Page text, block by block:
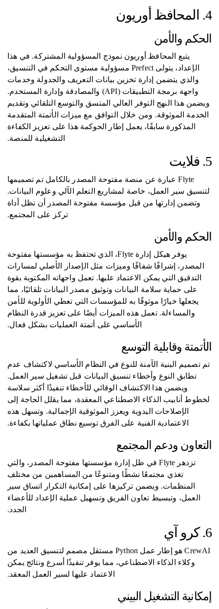
4. المحافظ أوريون
الحكم والأمن
يتبع المحافظ أوريون نموذج المسؤولية المشتركة. في هذا
الإعداد، يتولى Prefect مسؤولية مستوى التحكم في التنسيق،
والذي يتضمن إدارة تخزين بيانات التعريف والجدولة وخدمات
واجهة برمجة التطبيقات (API) والمصادقة وإدارة المستخدم.
ويضمن هذا النهج التوفر العالي المتسق والتوسع التلقائي وتقديم
الخدمة الموثوقة. ومن خلال التوافق مع ميزات الأتمتة المتقدمة
المذكورة سابقًا، يعمل إطار الحوكمة هذا على تعزيز الكفاءة
التشغيلية للمنصة.
5. فلايت
Flyte عبارة عن منصة مفتوحة المصدر بالكامل تم تصميمها
لتنسيق سير العمل، خاصة لمشاريع التعلم الآلي وعلوم البيانات.
وتضمن إدارتها من قبل مؤسسة مفتوحة المصدر أن تظل أداة
تركز على المجتمع.
الحكم والأمن
يوفر هيكل إدارة Flyte، الذي تحتفظ به مؤسستها مفتوحة
المصدر، إشرافًا شفافًا وميزات مثل الإصدار الأصلي لمسارات
التدقيق التي يمكن الاعتماد عليها. تعمل واجهاته المكتوبة بقوة
على حماية سلامة البيانات وتوثيق مصدر البيانات تلقائيًا، مما
يجعلها خيارًا موثوقًا به للمؤسسات التي تعطي الأولوية للأمن
والمساءلة. تعمل هذه الميزات أيضًا على تعزيز قدرة النظام
الأساسي على أتمتة العمليات بشكل فعال.
الأتمتة وقابلية التوسع
تم تصميم البنية الآمنة للنوع في النظام الأساسي لاكتشاف عدم
تطابق النوع وأخطاء تنسيق البيانات قبل تشغيل سير العمل.
ويضمن هذا الاكتشاف الوقائي للأخطاء تنفيذًا أكثر سلاسة
لخطوط أنابيب الذكاء الاصطناعي المعقدة، مما يقلل الحاجة إلى
الإصلاحات اليدوية ويعزز الموثوقية الإجمالية. وتسهل هذه
الاعتمادية الفنية على الفرق توسيع نطاق عملياتها بكفاءة.
التعاون ودعم المجتمع
تزدهر Flyte في ظل إدارة مؤسستها مفتوحة المصدر، والتي
تغذي مجتمعًا نشطًا ومتنوعًا من المساهمين من مختلف
المنظمات. ويضمن تركيزها على إمكانية التكرار اتساق سير
العمل، وتبسيط تعاون الفريق وتسهيل عملية الإعداد للأعضاء
الجدد.
6. كرو آي
CrewAI هو إطار عمل Python مستقل مصمم لتنسيق العديد من
وكلاء الذكاء الاصطناعي، مما يوفر تنفيذًا أسرع ونتائج يمكن
الاعتماد عليها لسير العمل المعقد.
إمكانية التشغيل البيني